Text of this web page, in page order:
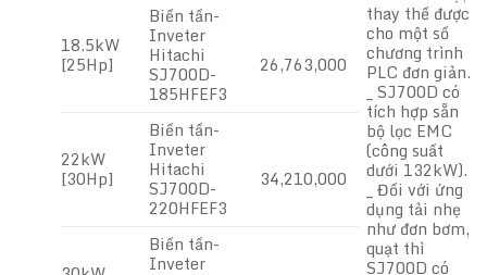
thay thế được
cho một số
chương trình
PLC đơn giản.
_ SJ700D có
tích hợp sẵn
bộ lọc EMC
(công suất
dưới 132kW).
_ Đối với ứng
dụng tải nhẹ
như đơn bơm,
quạt thì
SJ700D có
18.5kW
[25Hp]
Biến tần-
Inveter
Hitachi
SJ700D-
185HFEF3
26,763,000
22kW
[30Hp]
Biến tần-
Inveter
Hitachi
SJ700D-
220HFEF3
34,210,000
Biến tần-
Inveter